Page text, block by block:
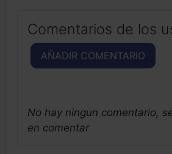
Comentarios de los
AÑADIR COMENTARIO
No hay ningun comentario,
en comentar